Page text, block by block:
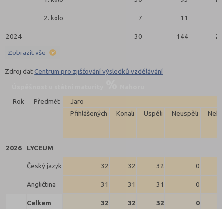
2. kolo 7 11
2024 30 144
Zobrazit vše
Zdroj datCentrum pro zjišťování výsledků vzdělávání
Rok
Předmět
Jaro
Přihlášených
Konali Uspěli Neuspěli
2026 LYCEUM
Český jazyk 32 32 32 0
Angličtina 31 31 31 0
Celkem 32 32 32 0